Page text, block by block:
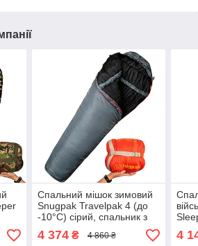
Спальний мішок зимовий
Snugpak Travelpak 4 (до
-10°С) сірий, спальник з
москітною сіткою
4 374₴ 4 860 ₴ 4